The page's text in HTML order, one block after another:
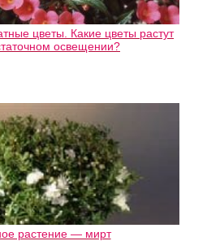
цветы. Какие цветы растут
освещении?
растение — мирт